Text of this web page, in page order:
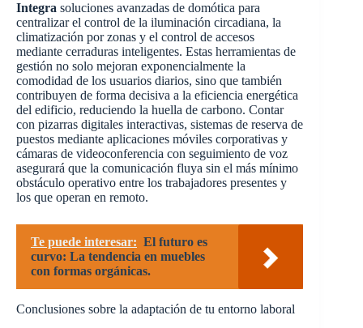
Integra soluciones avanzadas de domótica para
centralizar el control de la iluminación circadiana, la
climatización por zonas y el control de accesos
mediante cerraduras inteligentes. Estas herramientas de
gestión no solo mejoran exponencialmente la
comodidad de los usuarios diarios, sino que también
contribuyen de forma decisiva a la eficiencia energética
del edificio, reduciendo la huella de carbono. Contar
con pizarras digitales interactivas, sistemas de reserva de
puestos mediante aplicaciones móviles corporativas y
cámaras de videoconferencia con seguimiento de voz
asegurará que la comunicación fluya sin el más mínimo
obstáculo operativo entre los trabajadores presentes y
los que operan en remoto.
Te puede interesar: El futuro es
curvo: La tendencia en muebles
con formas orgánicas.
Conclusiones sobre la adaptación de tu entorno laboral